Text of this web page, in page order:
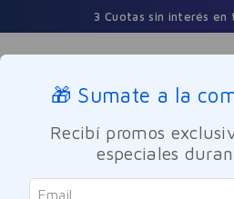
3 Cuotas sin interés en
Buscar
🎁 Sumate a la
Recibí promos
especiales